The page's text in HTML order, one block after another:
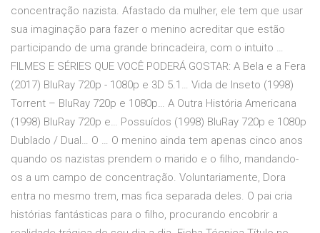
concentração nazista. Afastado da mulher, ele tem que usar
sua imaginação para fazer o menino acreditar que estão
participando de uma grande brincadeira, com o intuito …
FILMES E SÉRIES QUE VOCÊ PODERÁ GOSTAR: A Bela e a Fera
(2017) BluRay 720p - 1080p e 3D 5.1… Vida de Inseto (1998)
Torrent – BluRay 720p e 1080p… A Outra História Americana
(1998) BluRay 720p e… Possuídos (1998) BluRay 720p e 1080p
Dublado / Dual… O … O menino ainda tem apenas cinco anos
quando os nazistas prendem o marido e o filho, mandando-
os a um campo de concentração. Voluntariamente, Dora
entra no mesmo trem, mas fica separada deles. O pai cria
histórias fantásticas para o filho, procurando encobrir a